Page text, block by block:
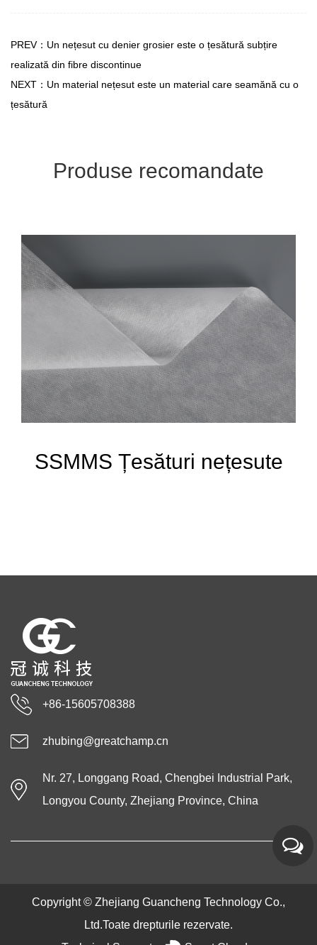
PREV：Un nețesut cu denier grosier este o țesătură subțire
realizată din fibre discontinue
NEXT：Un material nețesut este un material care seamănă cu o
țesătură
Produse recomandate
SSMMS Țesături nețesute
+86-15605708388
zhubing@greatchamp.cn
Nr. 27, Longgang Road, Chengbei Industrial Park,
Longyou County, Zhejiang Province, China
Copyright © Zhejiang Guancheng Technology Co.,
Ltd.Toate drepturile rezervate.